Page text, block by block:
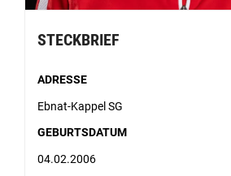
STECKBRIEF
ADRESSE
Ebnat-Kappel SG
GEBURTSDATUM
04.02.2006